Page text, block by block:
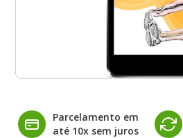
Parcelamento em
até 10x sem juros